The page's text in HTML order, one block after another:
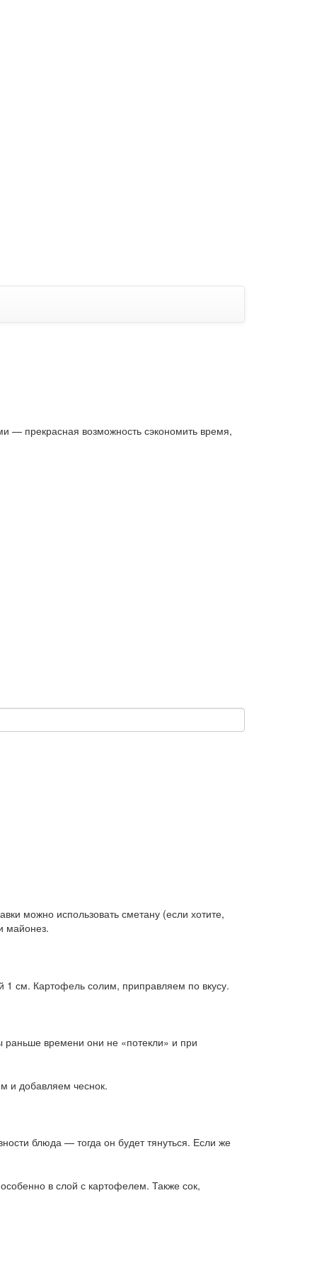
— прекрасная возможность сэкономить время,
можно использовать сметану (если хотите,
майонез.
см. Картофель солим, приправляем по вкусу.
времени они не «потекли» и при
и добавляем чеснок.
блюда — тогда он будет тянуться. Если же
в слой с картофелем. Также сок,